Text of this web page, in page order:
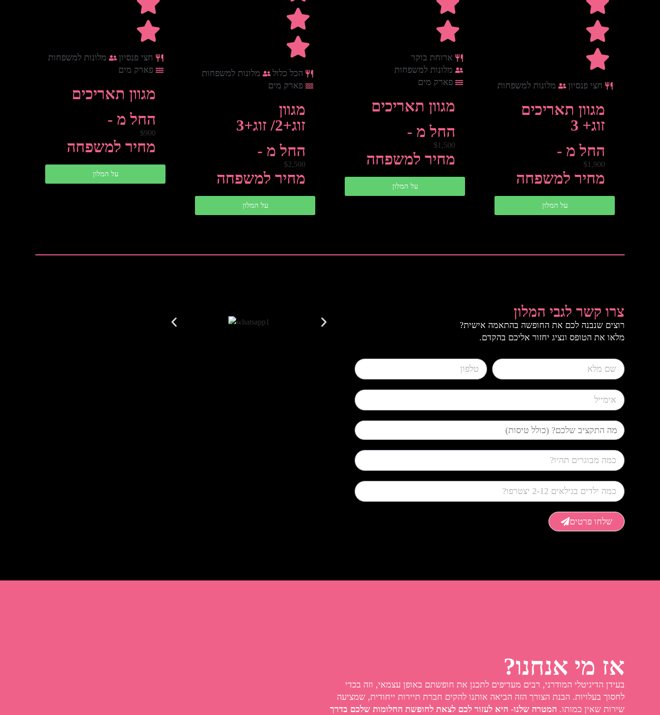
חצי פנסיון מלונות למשפחות
מגוון תאריכים
זוג+ 3
החל מ -
$1,900
מחיר למשפחה
על המלון
ארוחת בוקר
מלונות למשפחות
פארק מים
מגוון תאריכים
החל מ -
$1,500
מחיר למשפחה
על המלון
הכל כלול
מלונות למשפחות
פארק מים
מגוון
זוג+2/ זוג+3
החל מ -
$2,500
מחיר למשפחה
על המלון
חצי פנסיון
מלונות למשפחות
פארק מים
מגוון תאריכים
החל מ -
$900
מחיר למשפחה
על המלון
צרו קשר לגבי המלון
רוצים שנבנה לכם את החופשה בהתאמה אישית?
מלאו את הטופס ונציג יחזור אליכם בהקדם.
שלחו פרטים
אז מי אנחנו?
בעידן הדיגיטלי המודרני, רבים מעדיפים לתכנן את חופשתם באופן עצמאי, וזה בכדי
לחסוך בעלויות. הבנת הצורך הזה הביאה אותנו להקים חברת תיירות ייחודית, שמציעה
שירות שאין כמותו. המטרה שלנו- היא לעזור לכם לצאת לחופשת החלומות שלכם בדרך